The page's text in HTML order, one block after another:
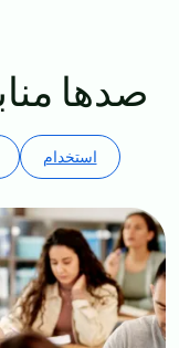
صدها
استخدام
Image